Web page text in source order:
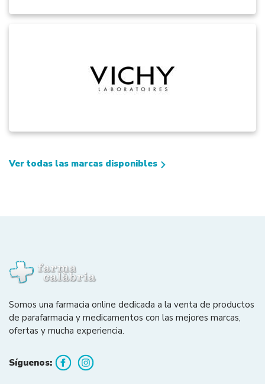
Ver todas las marcas disponibles
Somos una farmacia online dedicada a la venta de productos
de parafarmacia y medicamentos con las mejores marcas,
ofertas y mucha experiencia.
Síguenos: